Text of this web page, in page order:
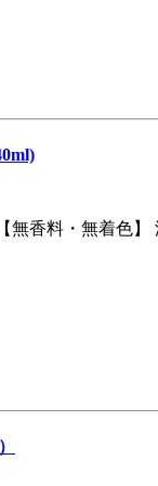
無香料・無着色】